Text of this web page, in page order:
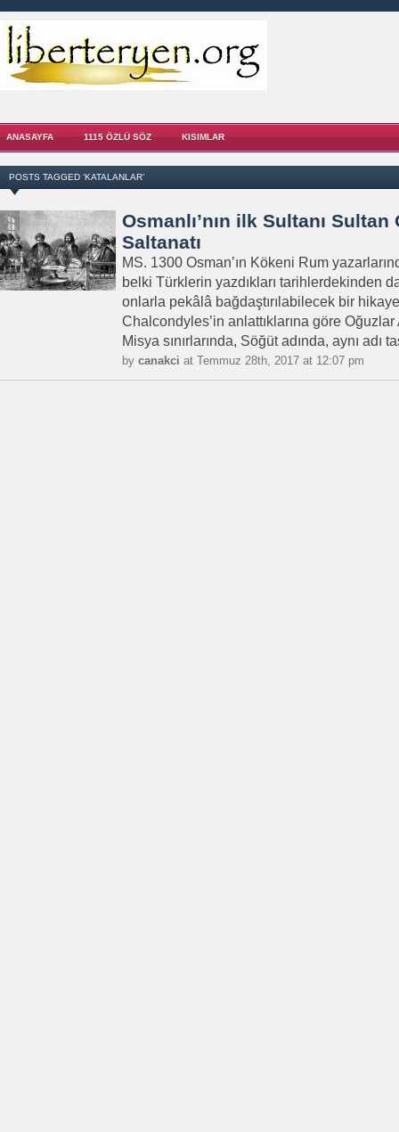
ANASAYFA 1115 ÖZLÜ SÖZ KISIMLAR
POSTS TAGGED ‘KATALANLAR’
Osmanlı’nın ilk Sultanı Sultan
Saltanatı
MS. 1300 Osman’ın Kökeni Rum
belki Türklerin yazdıkları tarihlerdekinden
onlarla pekâlâ bağdaştırılabilecek bir
Chalcondyles’in anlattıklarına göre
Misya sınırlarında, Söğüt adında, aynı adı
by canakci at Temmuz 28th, 2017 at 12:07 pm